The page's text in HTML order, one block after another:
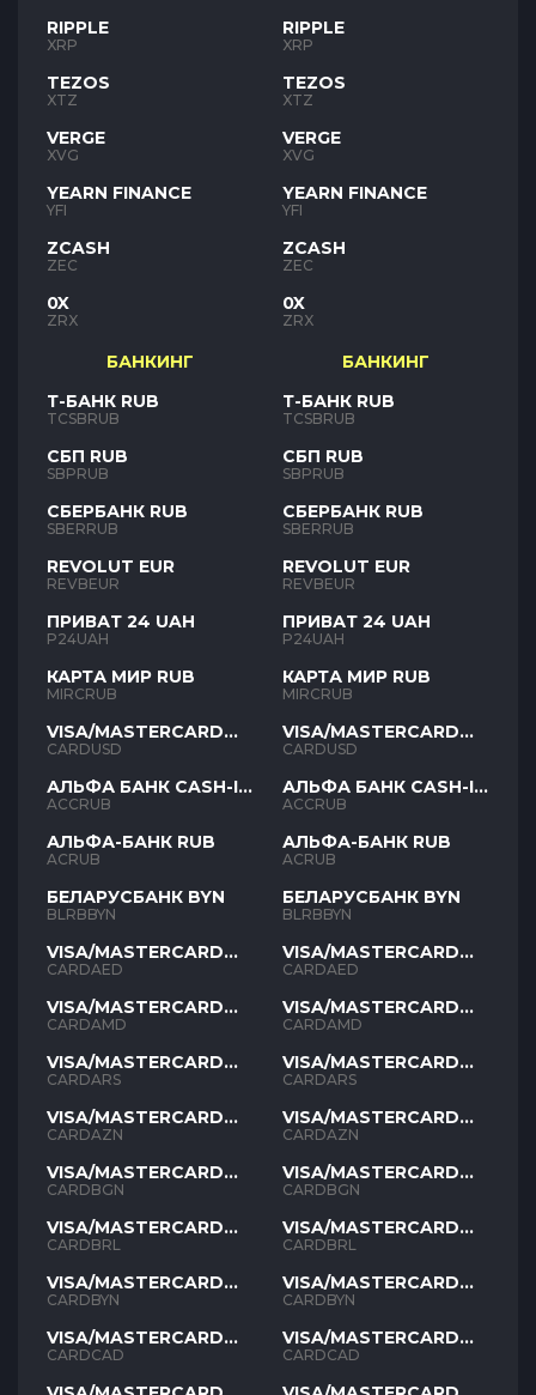
RIPPLE
XRP
TEZOS
XTZ
VERGE
XVG
YEARN FINANCE
YFI
ZCASH
ZEC
0X
ZRX
БАНКИНГ
Т-БАНК RUB
TCSBRUB
СБП RUB
SBPRUB
СБЕРБАНК RUB
SBERRUB
REVOLUT EUR
REVBEUR
ПРИВАТ 24 UAH
P24UAH
КАРТА МИР RUB
MIRCRUB
VISA/MASTERCARD
USD
CARDUSD
АЛЬФА БАНК CASH-IN
RUB
ACCRUB
АЛЬФА-БАНК RUB
ACRUB
БЕЛАРУСБАНК BYN
BLRBBYN
VISA/MASTERCARD
AED
CARDAED
VISA/MASTERCARD
AMD
CARDAMD
VISA/MASTERCARD
ARS
CARDARS
VISA/MASTERCARD
AZN
CARDAZN
VISA/MASTERCARD
BGN
CARDBGN
VISA/MASTERCARD
BRL
CARDBRL
VISA/MASTERCARD
BYN
CARDBYN
VISA/MASTERCARD
CAD
CARDCAD
RIPPLE
XRP
TEZOS
XTZ
VERGE
XVG
YEARN FINANCE
YFI
ZCASH
ZEC
0X
ZRX
БАНКИНГ
Т-БАНК RUB
TCSBRUB
СБП RUB
SBPRUB
СБЕРБАНК RUB
SBERRUB
REVOLUT EUR
REVBEUR
ПРИВАТ 24 UAH
P24UAH
КАРТА МИР RUB
MIRCRUB
VISA/MASTERCARD
USD
CARDUSD
АЛЬФА БАНК CASH-IN
RUB
ACCRUB
АЛЬФА-БАНК RUB
ACRUB
БЕЛАРУСБАНК BYN
BLRBBYN
VISA/MASTERCARD
AED
CARDAED
VISA/MASTERCARD
AMD
CARDAMD
VISA/MASTERCARD
ARS
CARDARS
VISA/MASTERCARD
AZN
CARDAZN
VISA/MASTERCARD
BGN
CARDBGN
VISA/MASTERCARD
BRL
CARDBRL
VISA/MASTERCARD
BYN
CARDBYN
VISA/MASTERCARD
CAD
CARDCAD